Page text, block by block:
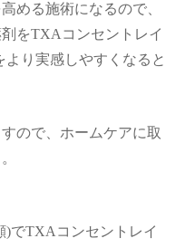
める施術になるので、
をTXA コンセントレイ
より 実感しやすくなると
ので、ホームケアに取
でTXAコンセントレイ